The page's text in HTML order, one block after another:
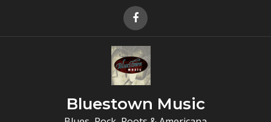
Bluestown Music